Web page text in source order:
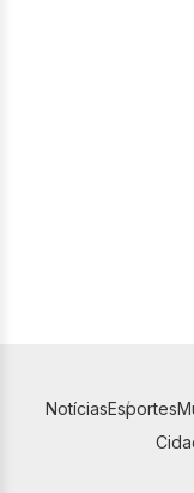
NotíciasEsportes